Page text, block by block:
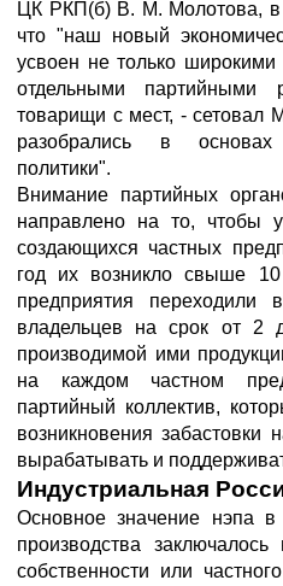
ЦК РКП(б) В. М. Молотова, в
что "наш новый
усвоен не только
отдельными партийными
товарищи с мест, - сетовал
разобрались в основах
политики".
Внимание партийных
направлено на то, чтобы
создающихся частных
год их возникло свыше
предприятия переходили
владельцев на срок от 2
производимой ими
на каждом частном
партийный коллектив,
возникновения забастовки
вырабатывать и
Индустриальная
Основное значение нэпа
производства
собственности или